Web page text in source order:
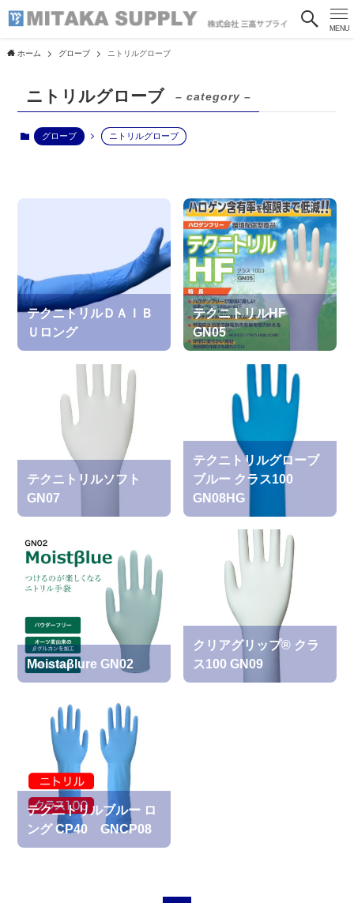
MENU
ホーム グローブ ニトリルグローブ
ニトリルグローブ – category –
グローブ ニトリルグローブ
テクニトリルＤＡＩＢ
Ｕロング
テクニトリルHF
GN05
テクニトリルソフト
GN07
テクニトリルグローブ
ブルー クラス100
GN08HG
Moistaβlure GN02
クリアグリップ® クラ
ス100 GN09
テク二トリルブルー ロ
ング CP40 GNCP08